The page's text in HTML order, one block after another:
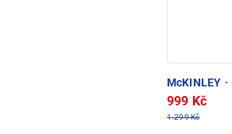
McKINLEY ·
999 Kč
1.299 Kč